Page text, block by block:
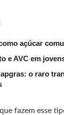
açúcar
e AVC em
o raro
fazem esse